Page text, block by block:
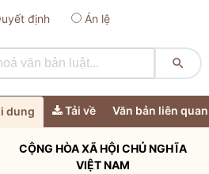
định Án lệ

dung Tải về Văn bản liên quan
CỘNG HÒA XÃ HỘI CHỦ NGHĨA
VIỆT NAM